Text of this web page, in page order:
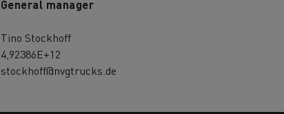
General manager
Tino Stockhoff
4,92386E+12
stockhoff@nvgtrucks.de